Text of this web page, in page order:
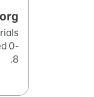
0-
8.